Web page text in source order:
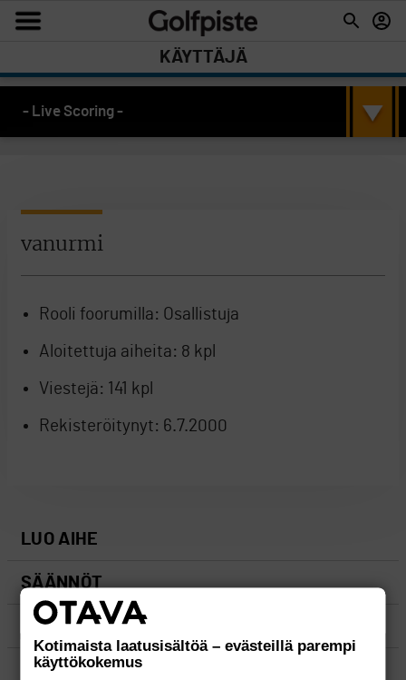
KÄYTTÄJÄ
- Live Scoring -
vanurmi
Rooli foorumilla: Osallistuja
Aloitettuja aiheita: 8 kpl
Viestejä: 141 kpl
Rekisteröitynyt: 6.7.2000
LUO AIHE
SÄÄNNÖT
OHJEET
UUSIMMAT VIESTIKETJUT
Kotimaista laatusisältöä – evästeillä parempi
käyttökokemus